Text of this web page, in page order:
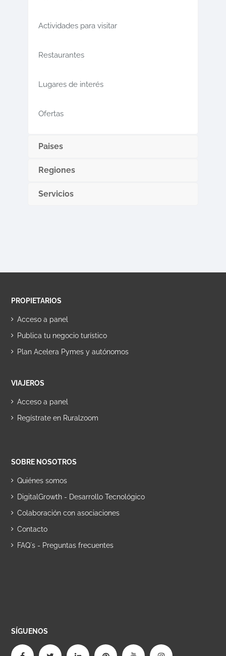
Actividades para visitar
Restaurantes
Lugares de interés
Ofertas
Paises
Regiones
Servicios
PROPIETARIOS
Acceso a panel
Publica tu negocio turístico
Plan Acelera Pymes y autónomos
VIAJEROS
Acceso a panel
Regístrate en Ruralzoom
SOBRE NOSOTROS
Quiénes somos
DigitalGrowth - Desarrollo Tecnológico
Colaboración con asociaciones
Contacto
FAQ´s - Preguntas frecuentes
SÍGUENOS